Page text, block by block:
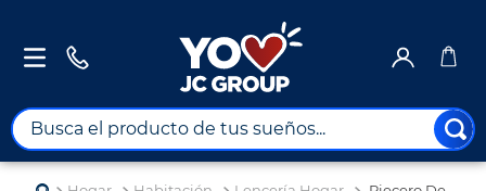
Busca el producto de tus sueños...
TÉRMINOS MÁS BUSCADOS